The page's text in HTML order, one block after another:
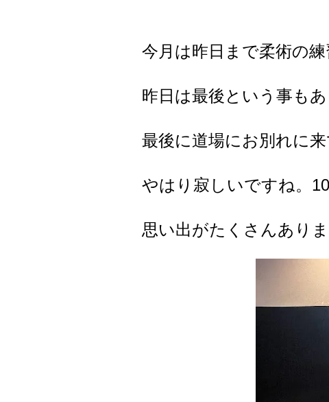
今月は昨日まで柔術の
昨日は最後という事も
最後に道場にお別れに来
やはり寂しいですね。
思い出がたくさんありま